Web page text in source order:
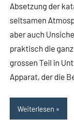
Absetzung der
seltsamen
aber auch
praktisch die
grossen Teil in
Apparat, der die
Weiterlesen